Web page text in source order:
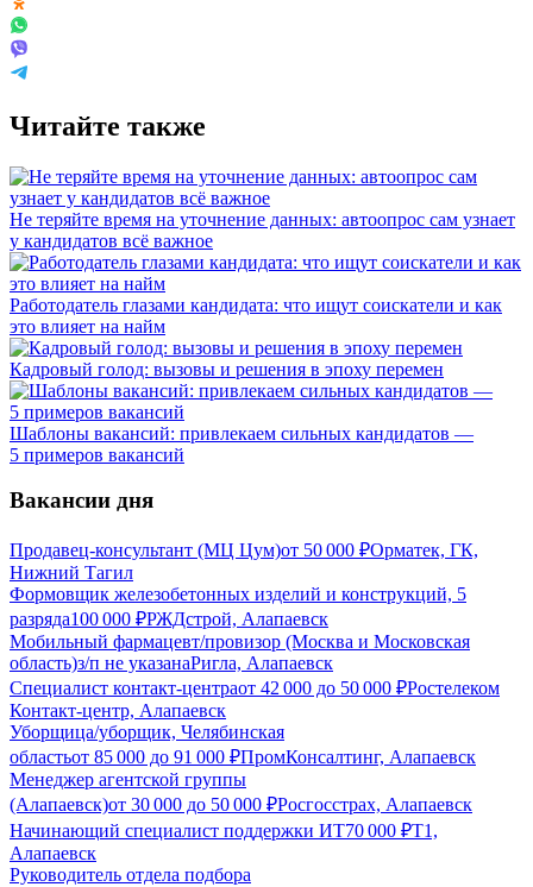
Читайте также
Не теряйте время на уточнение данных: автоопрос сам узнает
у кандидатов всё важное
Работодатель глазами кандидата: что ищут соискатели и как
это влияет на найм
Кадровый голод: вызовы и решения в эпоху перемен
Шаблоны вакансий: привлекаем сильных кандидатов —
5 примеров вакансий
Вакансии дня
Продавец-консультант (МЦ Цум)от 50 000 ₽Орматек, ГК,
Нижний Тагил
Формовщик железобетонных изделий и конструкций, 5
разряда100 000 ₽РЖДстрой, Алапаевск
Мобильный фармацевт/провизор (Москва и Московская
область)з/п не указанаРигла, Алапаевск
Специалист контакт-центраот 42 000 до 50 000 ₽Ростелеком
Контакт-центр, Алапаевск
Уборщица/уборщик, Челябинская
областьот 85 000 до 91 000 ₽ПромКонсалтинг, Алапаевск
Менеджер агентской группы
(Алапаевск)от 30 000 до 50 000 ₽Росгосстрах, Алапаевск
Начинающий специалист поддержки ИТ70 000 ₽Т1,
Алапаевск
Руководитель отдела подбора